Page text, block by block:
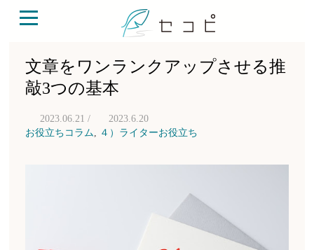
文章をワンランクアップさせる推
敲3つの基本
2023.06.21 /
2023.6.20
お役立ちコラム, ４）ライターお役立ち